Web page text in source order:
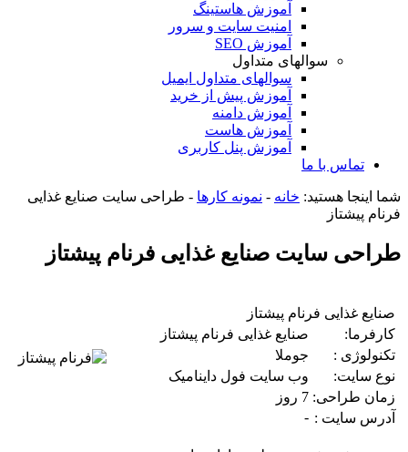
آموزش هاستینگ
امنیت سایت و سرور
آموزش SEO
سوالهای متداول
سوالهای متداول ایمیل
آموزش پیش از خرید
آموزش دامنه
آموزش هاست
آموزش پنل کاربری
تماس با ما
شما اینجا هستید: خانه - نمونه کارها - طراحی سایت صنایع غذایی
فرنام پیشتاز
طراحی سایت صنایع غذایی فرنام پیشتاز
صنایع غذایی فرنام پیشتاز
کارفرما:
صنایع غذایی فرنام پیشتاز
تکنولوژی :
جوملا
نوع سایت:
وب سایت فول داینامیک
زمان طراحی: 7 روز
آدرس سایت : -